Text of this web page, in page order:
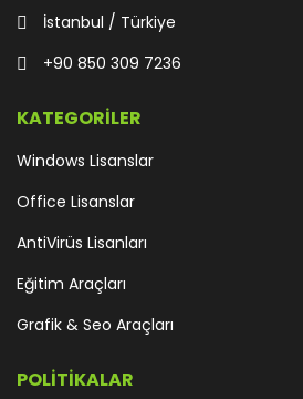
İstanbul / Türkiye
+90 850 309 7236
KATEGORİLER
Windows Lisanslar
Office Lisanslar
AntiVirüs Lisanları
Eğitim Araçları
Grafik & Seo Araçları
POLİTİKALAR